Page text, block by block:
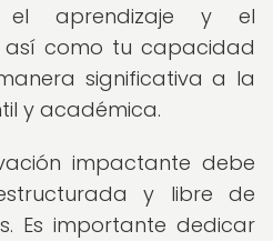
el aprendizaje y el
así como tu capacidad
significativa a la
y académica.
impactante debe
y libre de
Es importante dedicar